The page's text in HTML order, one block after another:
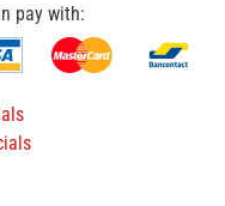
pay with: